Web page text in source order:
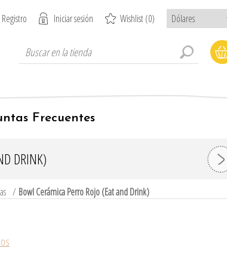
Registro Iniciar sesión Wishlist(0)
Frecuentes
DRINK)
/ Bowl Cerámica Perro Rojo (Eat and Drink)